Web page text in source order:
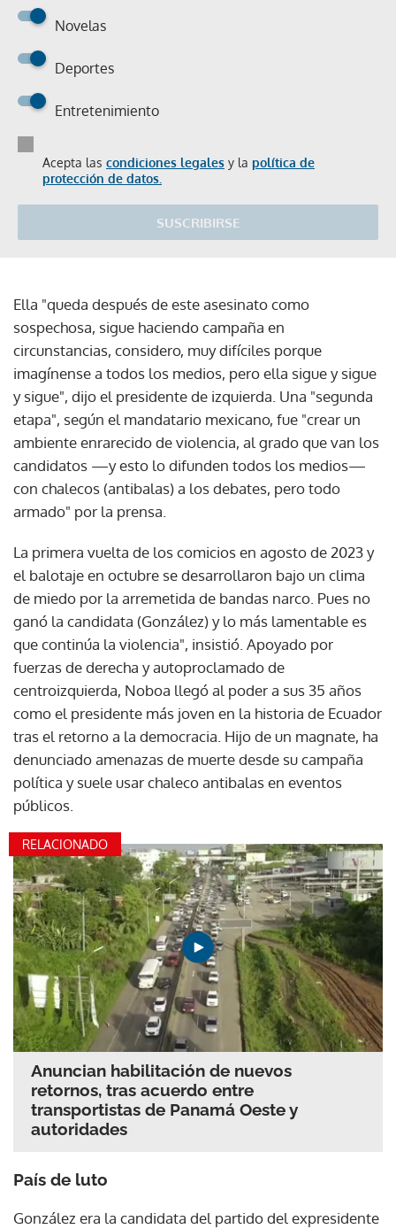
Novelas
Deportes
Entretenimiento
Acepta las condiciones legales y la política de
protección de datos.
SUSCRIBIRSE
Ella "queda después de este asesinato como
sospechosa, sigue haciendo campaña en
circunstancias, considero, muy difíciles porque
imagínense a todos los medios, pero ella sigue y sigue
y sigue", dijo el presidente de izquierda. Una "segunda
etapa", según el mandatario mexicano, fue "crear un
ambiente enrarecido de violencia, al grado que van los
candidatos —y esto lo difunden todos los medios—
con chalecos (antibalas) a los debates, pero todo
armado" por la prensa.
La primera vuelta de los comicios en agosto de 2023 y
el balotaje en octubre se desarrollaron bajo un clima
de miedo por la arremetida de bandas narco. Pues no
ganó la candidata (González) y lo más lamentable es
que continúa la violencia", insistió. Apoyado por
fuerzas de derecha y autoproclamado de
centroizquierda, Noboa llegó al poder a sus 35 años
como el presidente más joven en la historia de Ecuador
tras el retorno a la democracia. Hijo de un magnate, ha
denunciado amenazas de muerte desde su campaña
política y suele usar chaleco antibalas en eventos
públicos.
RELACIONADO
Anuncian habilitación de nuevos
retornos, tras acuerdo entre
transportistas de Panamá Oeste y
autoridades
País de luto
González era la candidata del partido del expresidente